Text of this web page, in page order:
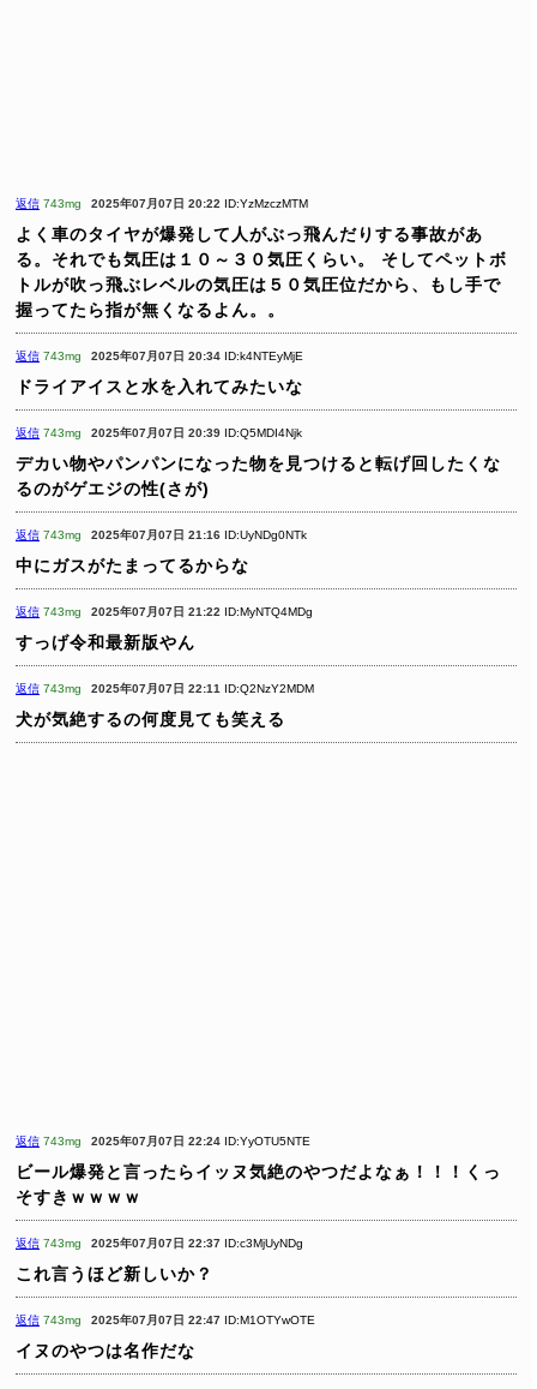
返信 743mg 2025年07月07日 20:22 ID:YzMzczMTM
よく車のタイヤが爆発して人がぶっ飛んだりする事故があ
る。それでも気圧は１０～３０気圧くらい。
そしてペットボ
トルが吹っ飛ぶレベルの気圧は５０気圧位だから、もし手で
握ってたら指が無くなるよん。。
返信 743mg 2025年07月07日 20:34 ID:k4NTEyMjE
ドライアイスと水を入れてみたいな
返信 743mg 2025年07月07日 20:39 ID:Q5MDI4Njk
デカい物やパンパンになった物を見つけると転げ回したくな
るのがゲエジの性(さが)
返信 743mg 2025年07月07日 21:16 ID:UyNDg0NTk
中にガスがたまってるからな
返信 743mg 2025年07月07日 21:22 ID:MyNTQ4MDg
すっげ令和最新版やん
返信 743mg 2025年07月07日 22:11 ID:Q2NzY2MDM
犬が気絶するの何度見ても笑える
返信 743mg 2025年07月07日 22:24 ID:YyOTU5NTE
ビール爆発と言ったらイッヌ気絶のやつだよなぁ！！！くっ
そすきｗｗｗｗ
返信 743mg 2025年07月07日 22:37 ID:c3MjUyNDg
これ言うほど新しいか？
返信 743mg 2025年07月07日 22:47 ID:M1OTYwOTE
イヌのやつは名作だな